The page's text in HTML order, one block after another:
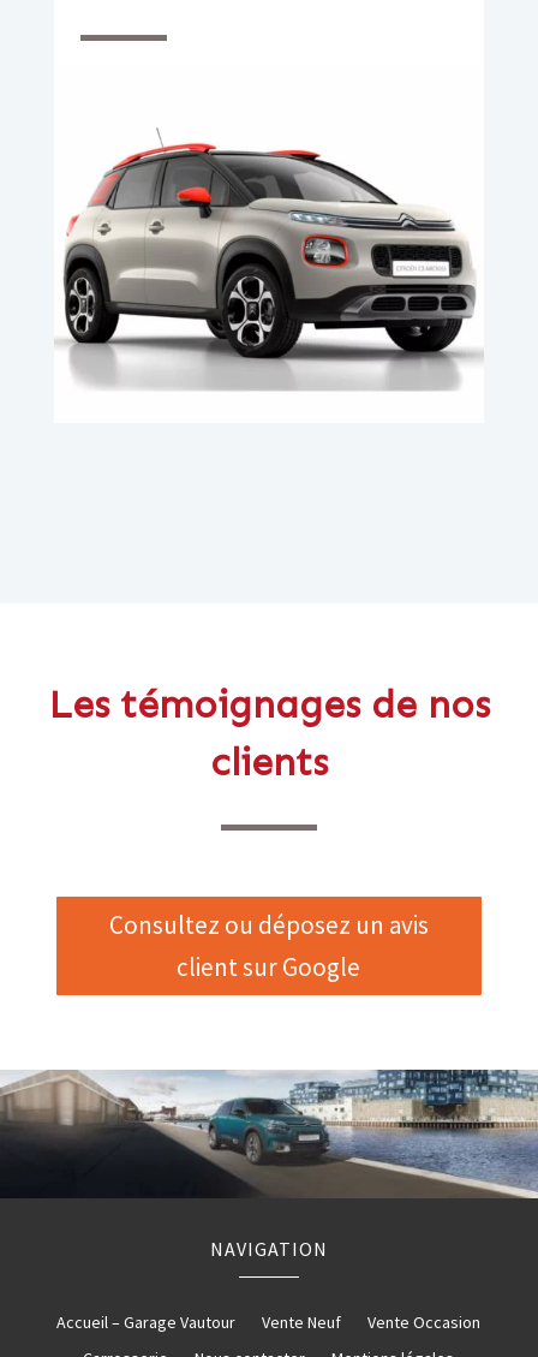
Les témoignages de nos
clients
Consultez ou déposez un avis
client sur Google
NAVIGATION
Accueil – Garage Vautour Vente Neuf
Vente Occasion